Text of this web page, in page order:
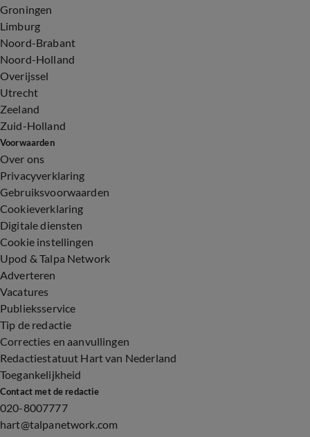
Groningen
Limburg
Noord-Brabant
Noord-Holland
Overijssel
Utrecht
Zeeland
Zuid-Holland
Voorwaarden
Over ons
Privacyverklaring
Gebruiksvoorwaarden
Cookieverklaring
Digitale diensten
Cookie instellingen
Upod & Talpa Network
Adverteren
Vacatures
Publieksservice
Tip de redactie
Correcties en aanvullingen
Redactiestatuut Hart van Nederland
Toegankelijkheid
Contact met de redactie
020-8007777
hart@talpanetwork.com